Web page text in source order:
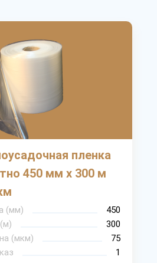
пленка
450 мм х 300 м
(мм)
450
300
(мкм)
75
1